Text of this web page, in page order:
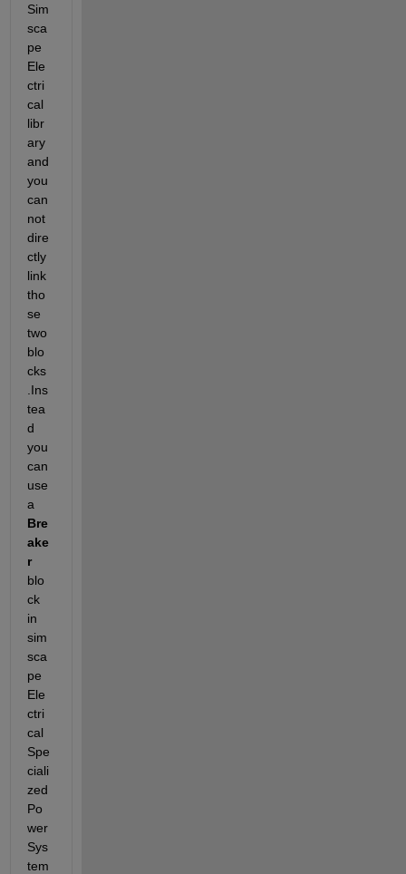
Sim
sca
pe
Ele
ctri
cal
libr
ary
and
you
can
not
dire
ctly
link
tho
se
two
blo
cks
.Ins
tea
d
you
can
use
a
Bre
ake
r
blo
ck
in
sim
sca
pe
Ele
ctri
cal
Spe
ciali
zed
Po
wer
Sys
tem